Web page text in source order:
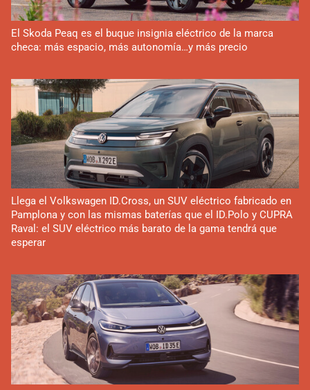
El Skoda Peaq es el buque insignia eléctrico de la marca
checa: más espacio, más autonomía…y más precio
Llega el Volkswagen ID.Cross, un SUV eléctrico fabricado en
Pamplona y con las mismas baterías que el ID.Polo y CUPRA
Raval: el SUV eléctrico más barato de la gama tendrá que
esperar